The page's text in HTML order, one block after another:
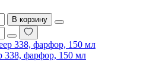
В корзину
338, фарфор, 150 мл